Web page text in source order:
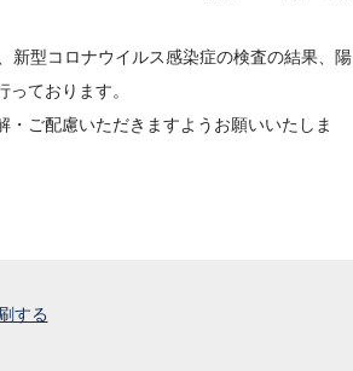
新型コロナウイルス感染症の検査の結果、陽
ております。
ご配慮いただきますようお願いいたしま
する